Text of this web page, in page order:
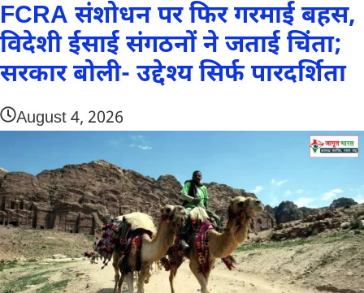
FCRA संशोधन पर फिर गरमाई बहस,
विदेशी ईसाई संगठनों ने जताई चिंता;
सरकार बोली- उद्देश्य सिर्फ पारदर्शिता
August 4, 2026